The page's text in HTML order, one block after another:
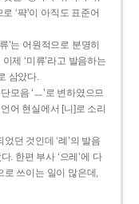
‘퍅’이 아직도 표준어
’는 어원적으로 분명히
제 ‘미류’라고 발음하는
삼았다.
모음 ‘ㅡ’로 변하였으므
언어 현실에서 [니]로 소리
었던 것인데 ‘례’의 발음
. 한편 부사 ‘으레’에 다
로 쓰이는 일이 많은데,